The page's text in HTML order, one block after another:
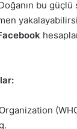
bu güçlü